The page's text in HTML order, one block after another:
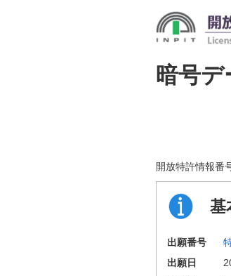
暗号
開放特許情報番
基
出願番号
出願日